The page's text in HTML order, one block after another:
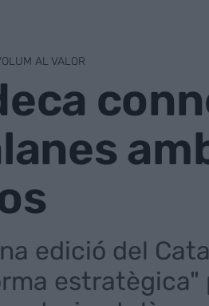
AL VALOR
edició del
estratègica"